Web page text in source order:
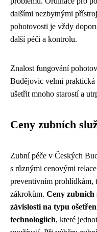
dalšími nezbytnými
pohotovosti je vždy
další péči a kontrolu.
Znalost fungování
Budějovic velmi praktická
ušetřit mnoho starostí a
Ceny zubních
Zubní péče v Českých
s různými cenovými
preventivním prohlídkám,
zákrokům. Ceny zubních
závislosti na typu
technologiích, které